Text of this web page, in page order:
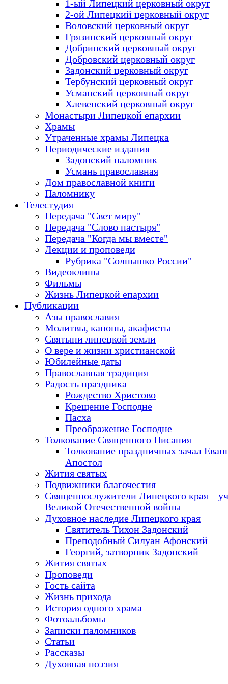
1-ый Липецкий церковный округ
2-ой Липецкий церковный округ
Воловский церковный округ
Грязинский церковный округ
Добринский церковный округ
Добровский церковный округ
Задонский церковный округ
Тербунский церковный округ
Усманский церковный округ
Хлевенский церковный округ
Монастыри Липецкой епархии
Храмы
Утраченные храмы Липецка
Периодические издания
Задонский паломник
Усмань православная
Дом православной книги
Паломнику
Телестудия
Передача "Свет миру"
Передача "Слово пастыря"
Передача "Когда мы вместе"
Лекции и проповеди
Рубрика "Солнышко России"
Видеоклипы
Фильмы
Жизнь Липецкой епархии
Публикации
Азы православия
Молитвы, каноны, акафисты
Святыни липецкой земли
О вере и жизни христианской
Юбилейные даты
Православная традиция
Радость праздника
Рождество Христово
Крещение Господне
Пасха
Преображение Господне
Толкование Священного Писания
Толкование праздничных зачал
Апостол
Жития святых
Подвижники благочестия
Священнослужители Липецкого края –
Великой Отечественной войны
Духовное наследие Липецкого края
Святитель Тихон Задонский
Преподобный Силуан Афонский
Георгий, затворник Задонский
Жития святых
Проповеди
Гость сайта
Жизнь прихода
История одного храма
Фотоальбомы
Записки паломников
Статьи
Рассказы
Духовная поэзия